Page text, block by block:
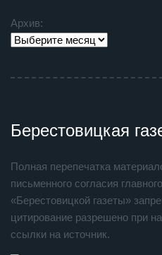
Архив:
Берестовицкая
Полная перепечатка
письменного согласия
«Берестовицкой газеты»
цитирование разрешено при
ссылки на источник.